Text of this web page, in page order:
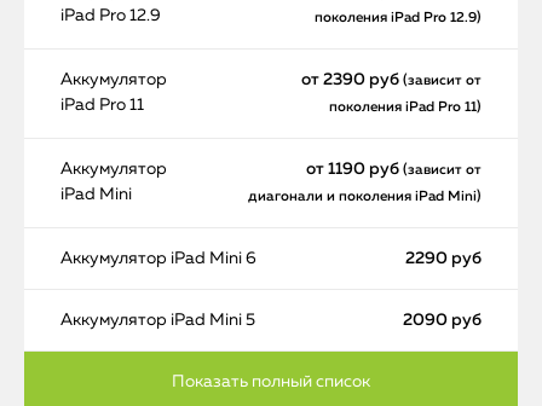
iPad Pro 12.9
поколения iPad Pro 12.9)
Аккумулятор
iPad Pro 11
от 2390 руб (зависит от
поколения iPad Pro 11)
Аккумулятор
iPad Mini
от 1190 руб (зависит от
диагонали и поколения iPad Mini)
Аккумулятор iPad Mini 6 2290 руб
Аккумулятор iPad Mini 5 2090 руб